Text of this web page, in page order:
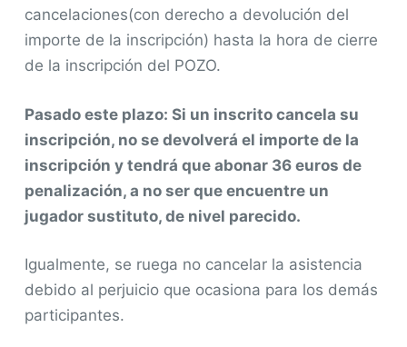
cancelaciones(con derecho a devolución del
importe de la inscripción) hasta la hora de cierre
de la inscripción del POZO.
Pasado este plazo: Si un inscrito cancela su
inscripción, no se devolverá el importe de la
inscripción y tendrá que abonar 36 euros de
penalización, a no ser que encuentre un
jugador sustituto, de nivel parecido.
Igualmente, se ruega no cancelar la asistencia
debido al perjuicio que ocasiona para los demás
participantes.